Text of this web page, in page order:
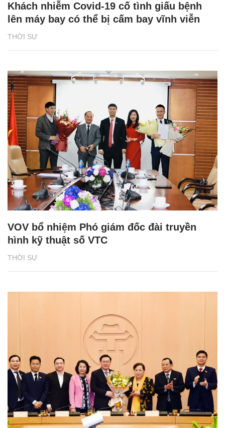
THỜI SỰ
Khách nhiễm Covid-19 cố tình giấu bệnh
lên máy bay có thể bị cấm bay vĩnh viễn
THỜI SỰ
VOV bổ nhiệm Phó giám đốc đài truyền
hình kỹ thuật số VTC